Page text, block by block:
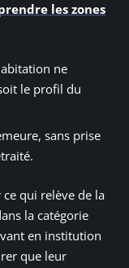
les zones
ne
le profil du
sans prise
qui relève de la
la catégorie
en institution
que leur